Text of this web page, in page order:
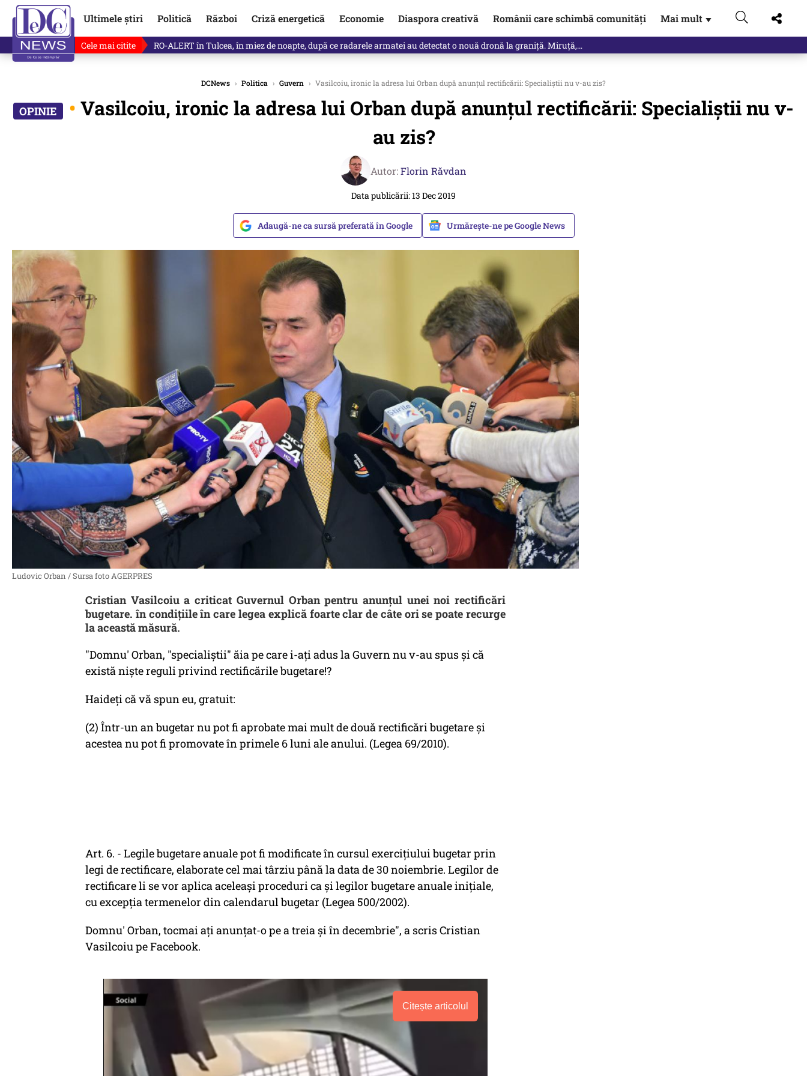
Ultimele știri Politică Război Criză energetică Economie Diaspora creativă Românii care schimbă comunități Mai mult ▼
Cele mai citite RO-ALERT în Tulcea, în miez de noapte, după ce radarele armatei au detectat o nouă dronă la graniță. Miruță,…
DCNews › Politica › Guvern › Vasilcoiu, ironic la adresa lui Orban după anunţul rectificării: Specialiştii nu v-au zis?
• Vasilcoiu, ironic la adresa lui Orban după anunţul rectificării: Specialiştii nu v-
au zis?
Autor:Florin Răvdan
Data publicării: 13 Dec 2019
Adaugă-ne ca sursă preferată în Google Urmărește-ne pe Google News
Ludovic Orban / Sursa foto AGERPRES
Cristian Vasilcoiu a criticat Guvernul Orban pentru anunţul unei noi rectificări
bugetare. în condiţiile în care legea explică foarte clar de câte ori se poate recurge
la această măsură.
"Domnu' Orban, "specialiștii" ăia pe care i-ați adus la Guvern nu v-au spus și că
există niște reguli privind rectificările bugetare!?
Haideți că vă spun eu, gratuit:
(2) Într-un an bugetar nu pot fi aprobate mai mult de două rectificări bugetare și
acestea nu pot fi promovate în primele 6 luni ale anului. (Legea 69/2010).
Art. 6. - Legile bugetare anuale pot fi modificate în cursul exerciţiului bugetar prin
legi de rectificare, elaborate cel mai târziu până la data de 30 noiembrie. Legilor de
rectificare li se vor aplica aceleaşi proceduri ca şi legilor bugetare anuale iniţiale,
cu excepţia termenelor din calendarul bugetar (Legea 500/2002).
Domnu' Orban, tocmai ați anunțat-o pe a treia și în decembrie", a scris Cristian
Vasilcoiu pe Facebook.
Citește articolul